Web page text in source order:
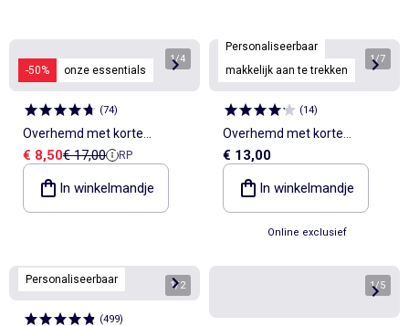
-50% onze essentials
1/4
(74)
Overhemd met korte
mouwen van linnenmix met
borstzak
Verkoopprijs
€ 8,50Referentieprijs
€ 17,00 RP
In winkelmandje
Personaliseerbaar
makkelijk aan te trekken
1/7
(14)
Overhemd met korte
mouwen - gemakkelijk aan
te trekken collectie
€ 13,00
In winkelmandje
Online exclusief
Personaliseerbaar 1/2
(499)
1/5